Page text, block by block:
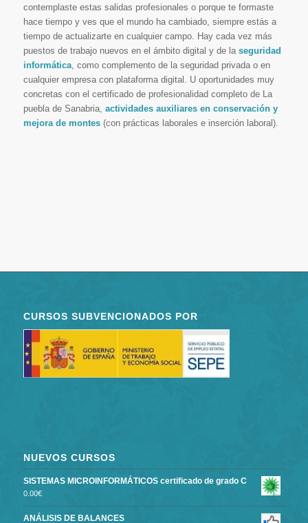
contemplaste estas salidas profesionales o porque te formaste
hace tiempo y ves que el mundo ha cambiado, siempre estás a
tiempo de actualizarte en cualquier campo. Hay cada vez más
puestos de trabajo nuevos en el ámbito digital y de la seguridad
informática, como complemento de la seguridad privada o en
cualquier empresa con plataforma digital. U oportunidades muy
concretas con el certificado de profesionalidad completo de La
puebla de Sanabria, actividades auxiliares en conservación y
mejora de montes(con prácticas laborales e inserción laboral).
CURSOS SUBVENCIONADOS POR
NUEVOS CURSOS
SISTEMAS MICROINFORMÁTICOS certificado de grado C
0.00€
ANÁLISIS DE BALANCES